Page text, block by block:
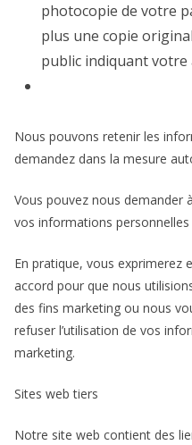
photocopie de votre
plus une copie
public indiquant votre
Nous pouvons retenir les
demandez dans la mesure
Vous pouvez nous
vos informations
En pratique, vous exprimerez
accord pour que nous
des fins marketing ou nous
refuser l’utilisation de vos
marketing.
Sites web tiers
Notre site web contient des